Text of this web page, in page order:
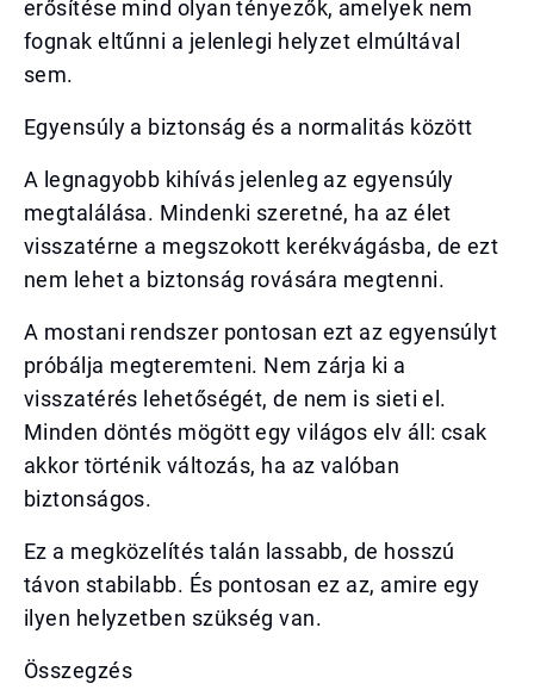
erősítése mind olyan tényezők, amelyek nem
fognak eltűnni a jelenlegi helyzet elmúltával
sem.
Egyensúly a biztonság és a normalitás között
A legnagyobb kihívás jelenleg az egyensúly
megtalálása. Mindenki szeretné, ha az élet
visszatérne a megszokott kerékvágásba, de ezt
nem lehet a biztonság rovására megtenni.
A mostani rendszer pontosan ezt az egyensúlyt
próbálja megteremteni. Nem zárja ki a
visszatérés lehetőségét, de nem is sieti el.
Minden döntés mögött egy világos elv áll: csak
akkor történik változás, ha az valóban
biztonságos.
Ez a megközelítés talán lassabb, de hosszú
távon stabilabb. És pontosan ez az, amire egy
ilyen helyzetben szükség van.
Összegzés